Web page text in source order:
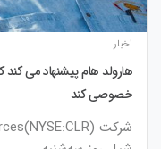
اخبار
خصوصی کند